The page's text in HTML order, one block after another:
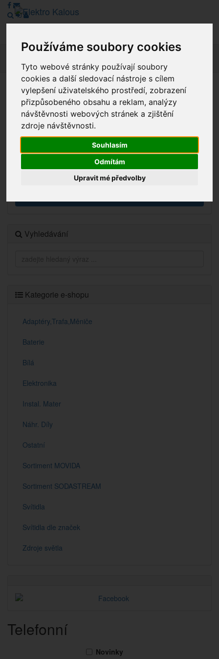
Používáme soubory cookies
Tyto webové stránky používají soubory
cookies a další sledovací nástroje s cílem
vylepšení uživatelského prostředí, zobrazení
přizpůsobeného obsahu a reklam, analýzy
návštěvnosti webových stránek a zjištění
zdroje návštěvnosti.
Souhlasím
Odmítám
Upravit mé předvolby
Vážení zákazníci, v tuto chvíli je Náš internetový obchod v
režimu Katalogu. Objednávky on-line nyní nelze vyřídit.
Děkujeme za pochopení.
Výprodej
Vyhledávání
Kategorie e-shopu
Adaptéry,Trafa,Měniče
Baterie
Bílá
Elektronika
Instal. Mater
Náhr. Díly
Ostatní
Sortiment MOVIDA
Sortiment SODASTREAM
Svítidla
Svítidla dle značek
Zdroje světla
Telefonní
Novinky